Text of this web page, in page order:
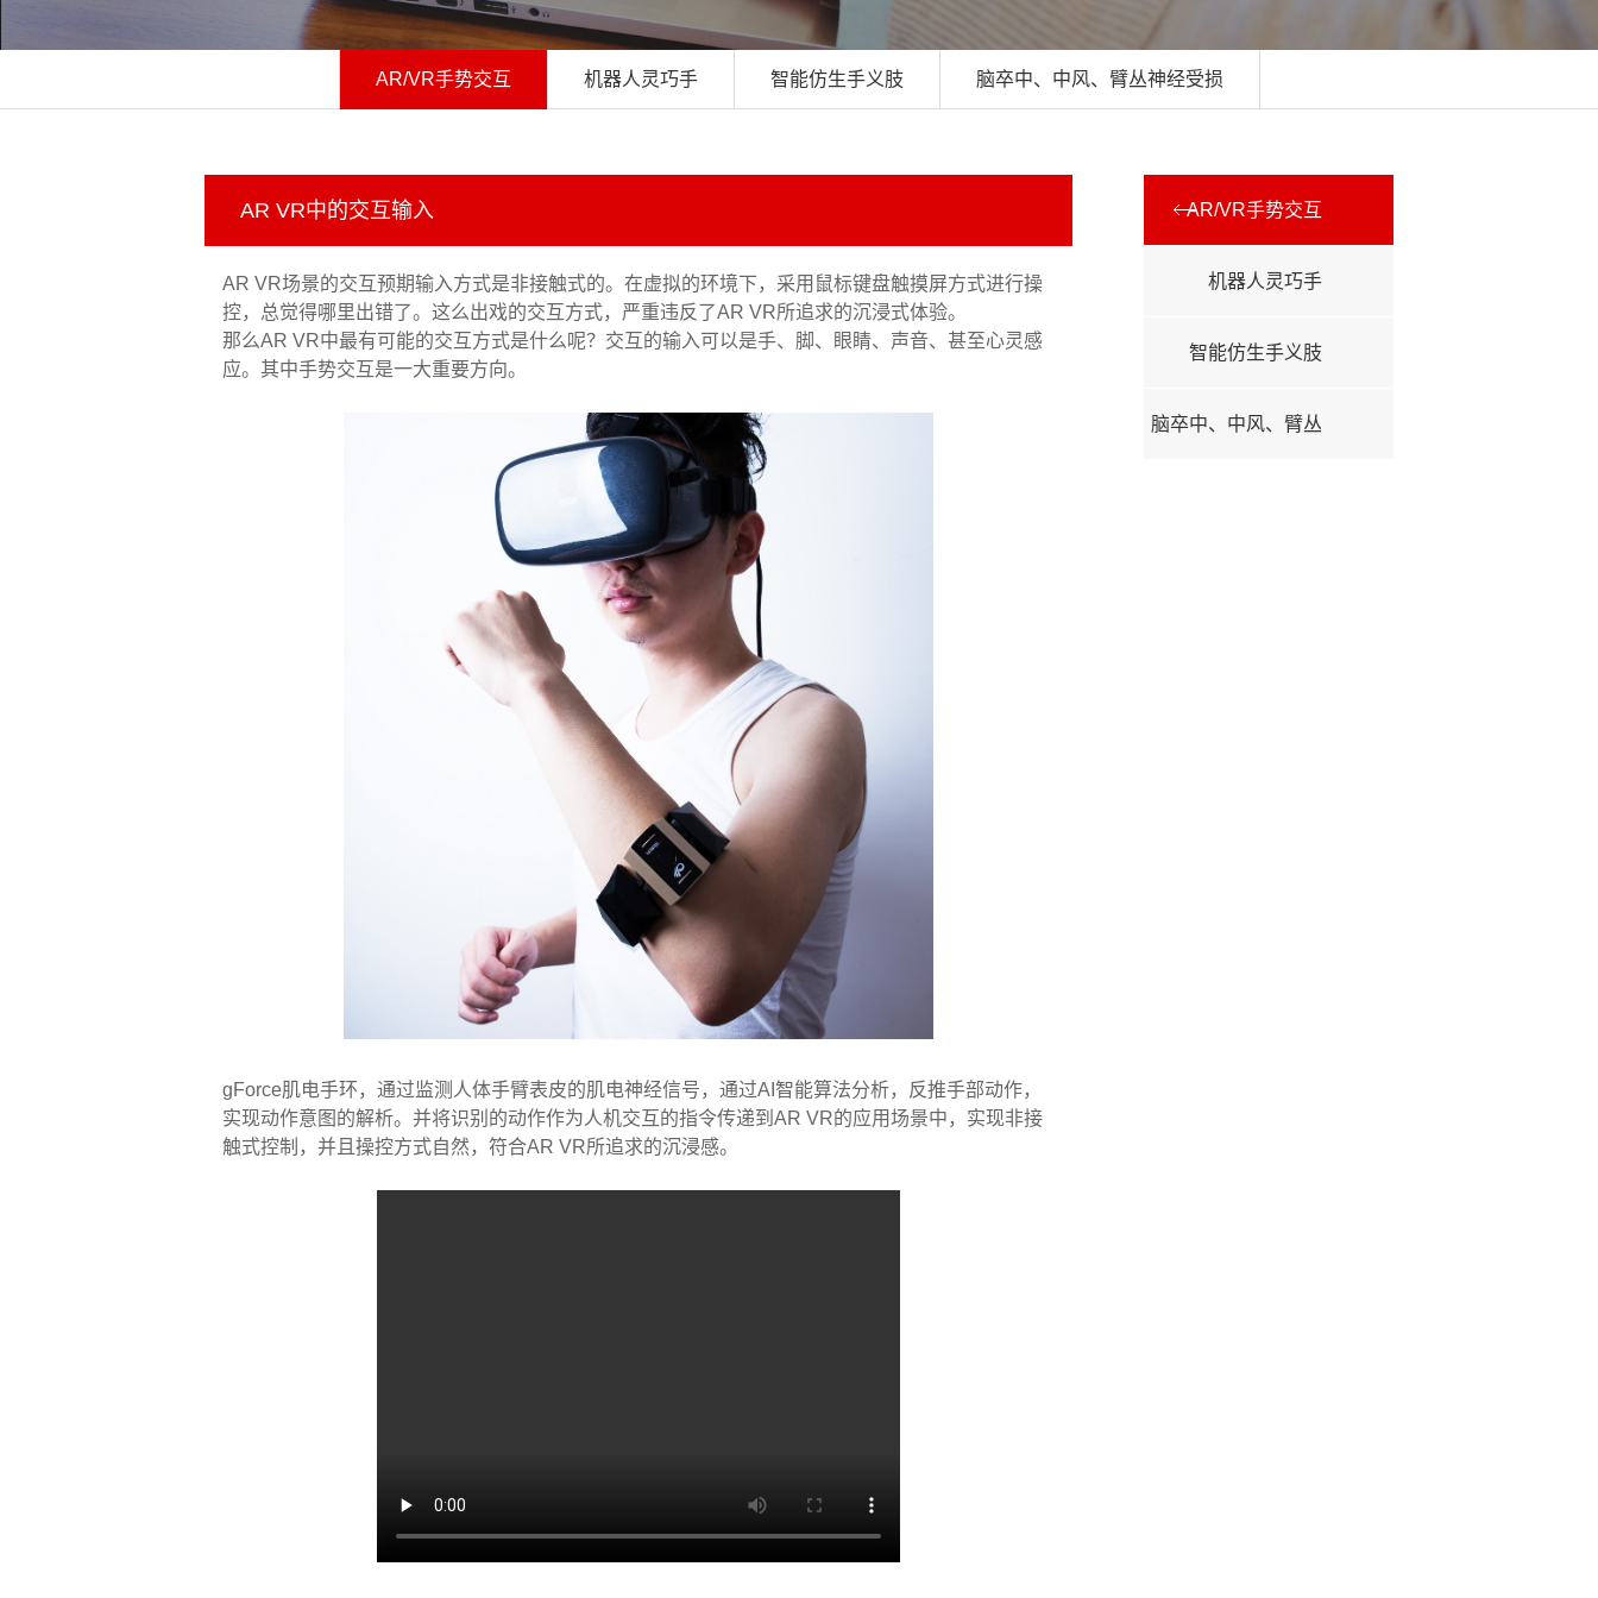
AR/VR手势交互 机器人灵巧手 智能仿生手义肢 脑卒中、中风、臂丛神经受损
AR/VR手势交互
机器人灵巧手
智能仿生手义肢
脑卒中、中风、臂丛
AR VR中的交互输入
AR VR场景的交互预期输入方式是非接触式的。在虚拟的环境下，采用鼠标键盘触摸屏方式进行操
控，总觉得哪里出错了。这么出戏的交互方式，严重违反了AR VR所追求的沉浸式体验。
那么AR VR中最有可能的交互方式是什么呢？交互的输入可以是手、脚、眼睛、声音、甚至心灵感
应。其中手势交互是一大重要方向。
gForce肌电手环，通过监测人体手臂表皮的肌电神经信号，通过AI智能算法分析，反推手部动作，
实现动作意图的解析。并将识别的动作作为人机交互的指令传递到AR VR的应用场景中，实现非接
触式控制，并且操控方式自然，符合AR VR所追求的沉浸感。